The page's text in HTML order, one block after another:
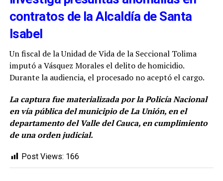
contratos de la Alcaldía de Santa
Isabel
Un fiscal de la Unidad de Vida de la Seccional Tolima
imputó a Vásquez Morales el delito de homicidio.
Durante la audiencia, el procesado no aceptó el cargo.
La captura fue materializada por la Policía Nacional
en vía pública del municipio de La Unión, en el
departamento del Valle del Cauca, en cumplimiento
de una orden judicial.
Post Views: 166